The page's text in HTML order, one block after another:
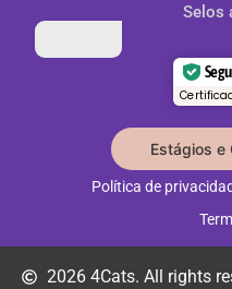
Selos
Estágios e
Política de
2026 4Cats. All rights